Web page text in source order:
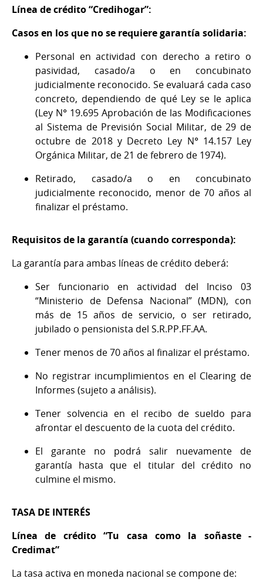
Línea de crédito “Credihogar”:
Casos en los que no se requiere garantía solidaria:
Personal en actividad con derecho a retiro o
pasividad, casado/a o en concubinato
judicialmente reconocido. Se evaluará cada caso
concreto, dependiendo de qué Ley se le aplica
(Ley N° 19.695 Aprobación de las Modificaciones
al Sistema de Previsión Social Militar, de 29 de
octubre de 2018 y Decreto Ley N° 14.157 Ley
Orgánica Militar, de 21 de febrero de 1974).
Retirado, casado/a o en concubinato
judicialmente reconocido, menor de 70 años al
finalizar el préstamo.
Requisitos de la garantía (cuando corresponda):
La garantía para ambas líneas de crédito deberá:
Ser funcionario en actividad del Inciso 03
“Ministerio de Defensa Nacional” (MDN), con
más de 15 años de servicio, o ser retirado,
jubilado o pensionista del S.R.PP.FF.AA.
Tener menos de 70 años al finalizar el préstamo.
No registrar incumplimientos en el Clearing de
Informes (sujeto a análisis).
Tener solvencia en el recibo de sueldo para
afrontar el descuento de la cuota del crédito.
El garante no podrá salir nuevamente de
garantía hasta que el titular del crédito no
culmine el mismo.
TASA DE INTERÉS
Línea de crédito “Tu casa como la soñaste -
Credimat”
La tasa activa en moneda nacional se compone de: